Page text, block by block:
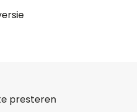
presteren